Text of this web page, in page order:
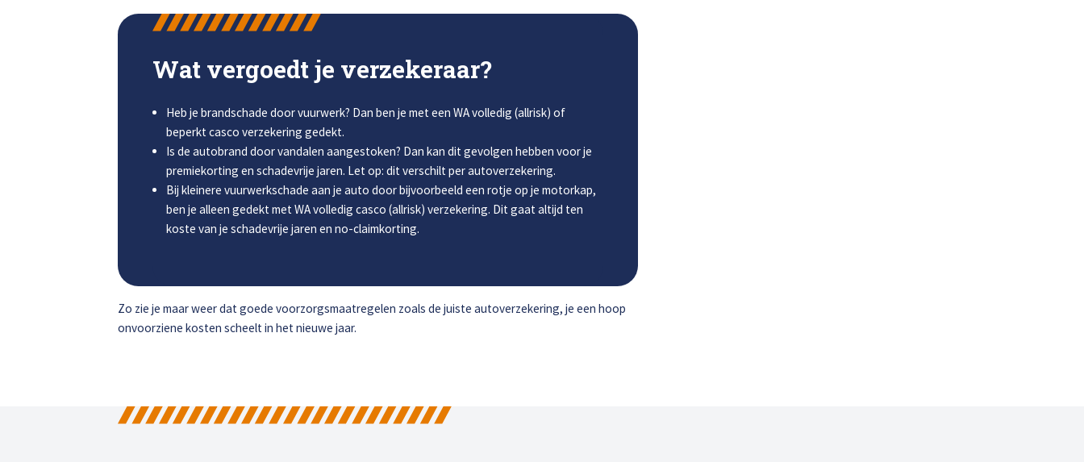
Wat vergoedt je verzekeraar?
Heb je brandschade door vuurwerk? Dan ben je met een WA volledig (allrisk) of
beperkt casco verzekering gedekt.
Is de autobrand door vandalen aangestoken? Dan kan dit gevolgen hebben voor je
premiekorting en schadevrije jaren. Let op: dit verschilt per autoverzekering.
Bij kleinere vuurwerkschade aan je auto door bijvoorbeeld een rotje op je motorkap,
ben je alleen gedekt met WA volledig casco (allrisk) verzekering. Dit gaat altijd ten
koste van je schadevrije jaren en no-claimkorting.
Zo zie je maar weer dat goede voorzorgsmaatregelen zoals de juiste autoverzekering, je een hoop
onvoorziene kosten scheelt in het nieuwe jaar.